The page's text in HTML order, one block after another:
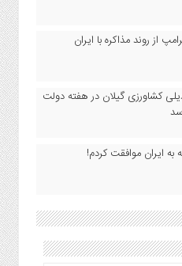
از روند مذاکره با ایران
کشاورزی گیلان در هفته دولت
به ایران موافقت کردم!